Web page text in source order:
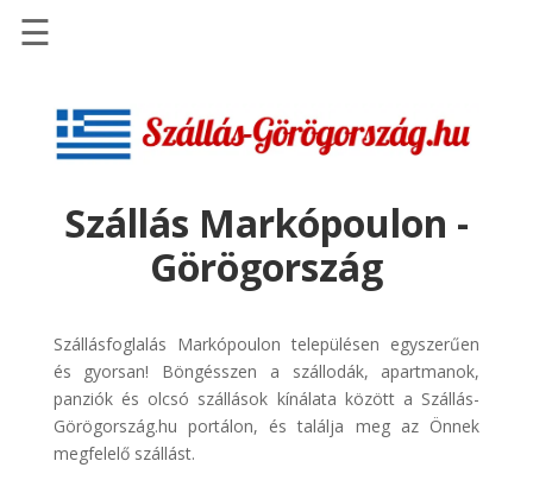
Szállások
Repülőjegy
pénzvisszatérítéssel
Discover
Cars
Transzfer
☰
Szállás Markópoulon -
Görögország
Szállásfoglalás Markópoulon településen egyszerűen
és gyorsan! Böngésszen a szállodák, apartmanok,
panziók és olcsó szállások kínálata között a Szállás-
Görögország.hu portálon, és találja meg az Önnek
megfelelő szállást.